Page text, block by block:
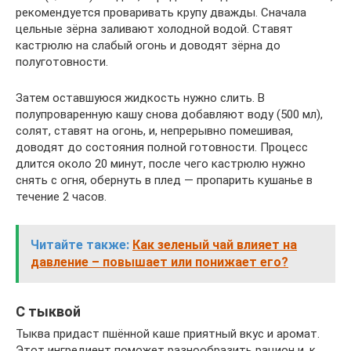
рекомендуется проваривать крупу дважды. Сначала
цельные зёрна заливают холодной водой. Ставят
кастрюлю на слабый огонь и доводят зёрна до
полуготовности.
Затем оставшуюся жидкость нужно слить. В
полупроваренную кашу снова добавляют воду (500 мл),
солят, ставят на огонь, и, непрерывно помешивая,
доводят до состояния полной готовности. Процесс
длится около 20 минут, после чего кастрюлю нужно
снять с огня, обернуть в плед — пропарить кушанье в
течение 2 часов.
Читайте также: Как зеленый чай влияет на
давление – повышает или понижает его?
С тыквой
Тыква придаст пшённой каше приятный вкус и аромат.